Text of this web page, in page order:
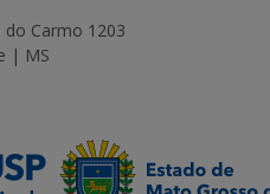
Carmo 1203
| MS